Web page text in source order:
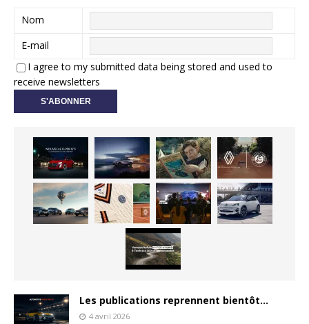
Nom
E-mail
I agree to my submitted data being stored and used to
receive newsletters
Les publications reprennent bientôt…
4 avril 2026